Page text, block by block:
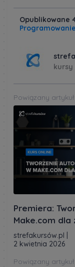
Opublikowane
Programowanie
kursy
Powiązany artykuł
Premiera:
Make.com dla
strefakursów.pl
2 kwietnia 2026
Powiązany artykuł